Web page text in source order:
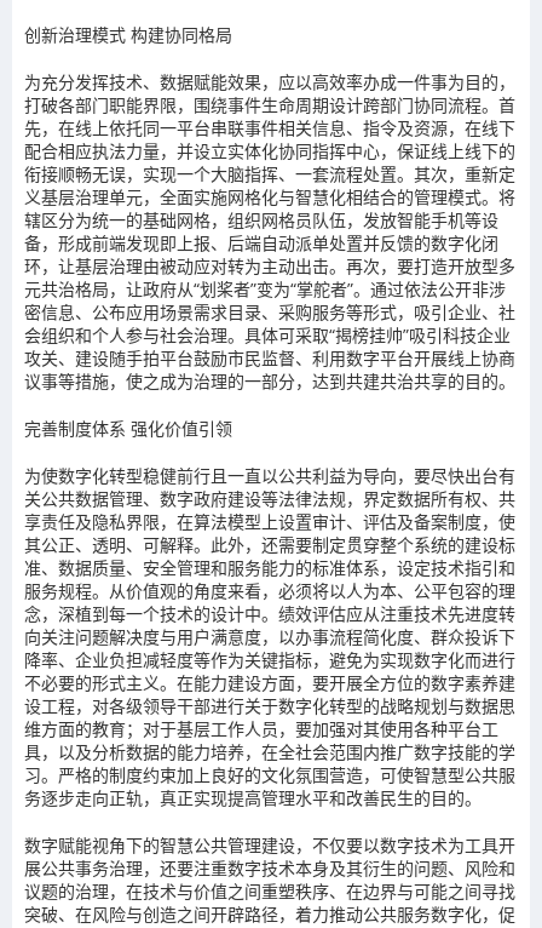
创新治理模式 构建协同格局
为充分发挥技术、数据赋能效果，应以高效率办成一件事为目的，
打破各部门职能界限，围绕事件生命周期设计跨部门协同流程。首
先，在线上依托同一平台串联事件相关信息、指令及资源，在线下
配合相应执法力量，并设立实体化协同指挥中心，保证线上线下的
衔接顺畅无误，实现一个大脑指挥、一套流程处置。其次，重新定
义基层治理单元，全面实施网格化与智慧化相结合的管理模式。将
辖区分为统一的基础网格，组织网格员队伍，发放智能手机等设
备，形成前端发现即上报、后端自动派单处置并反馈的数字化闭
环，让基层治理由被动应对转为主动出击。再次，要打造开放型多
元共治格局，让政府从“划桨者”变为“掌舵者”。通过依法公开非涉
密信息、公布应用场景需求目录、采购服务等形式，吸引企业、社
会组织和个人参与社会治理。具体可采取“揭榜挂帅”吸引科技企业
攻关、建设随手拍平台鼓励市民监督、利用数字平台开展线上协商
议事等措施，使之成为治理的一部分，达到共建共治共享的目的。
完善制度体系 强化价值引领
为使数字化转型稳健前行且一直以公共利益为导向，要尽快出台有
关公共数据管理、数字政府建设等法律法规，界定数据所有权、共
享责任及隐私界限，在算法模型上设置审计、评估及备案制度，使
其公正、透明、可解释。此外，还需要制定贯穿整个系统的建设标
准、数据质量、安全管理和服务能力的标准体系，设定技术指引和
服务规程。从价值观的角度来看，必须将以人为本、公平包容的理
念，深植到每一个技术的设计中。绩效评估应从注重技术先进度转
向关注问题解决度与用户满意度，以办事流程简化度、群众投诉下
降率、企业负担减轻度等作为关键指标，避免为实现数字化而进行
不必要的形式主义。在能力建设方面，要开展全方位的数字素养建
设工程，对各级领导干部进行关于数字化转型的战略规划与数据思
维方面的教育；对于基层工作人员，要加强对其使用各种平台工
具，以及分析数据的能力培养，在全社会范围内推广数字技能的学
习。严格的制度约束加上良好的文化氛围营造，可使智慧型公共服
务逐步走向正轨，真正实现提高管理水平和改善民生的目的。
数字赋能视角下的智慧公共管理建设，不仅要以数字技术为工具开
展公共事务治理，还要注重数字技术本身及其衍生的问题、风险和
议题的治理，在技术与价值之间重塑秩序、在边界与可能之间寻找
突破、在风险与创造之间开辟路径，着力推动公共服务数字化，促